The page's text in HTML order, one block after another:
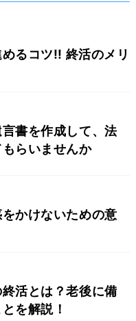
るコツ!! 終活のメリ
書を作成して、法
らいませんか
かけないための意
活とは？老後に備
を解説！